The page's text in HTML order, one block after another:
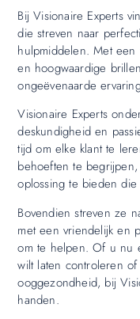
Bij Visionaire Experts
die streven naar
hulpmiddelen. Met
en hoogwaardige
ongeëvenaarde
Visionaire Experts
deskundigheid en
tijd om elke klant te
behoeften te
oplossing te bieden
Bovendien streven ze
met een vriendelijk en
om te helpen. Of u nu
wilt laten controleren
ooggezondheid, bij
handen.